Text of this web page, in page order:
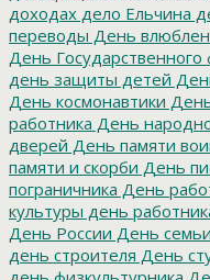
доходах дело Ельчина
переводы День
День Государственного
день защиты детей
День космонавтики
работника День
дверей День памяти
памяти и скорби День
пограничника День
культуры день
День России День семьи
день строителя День